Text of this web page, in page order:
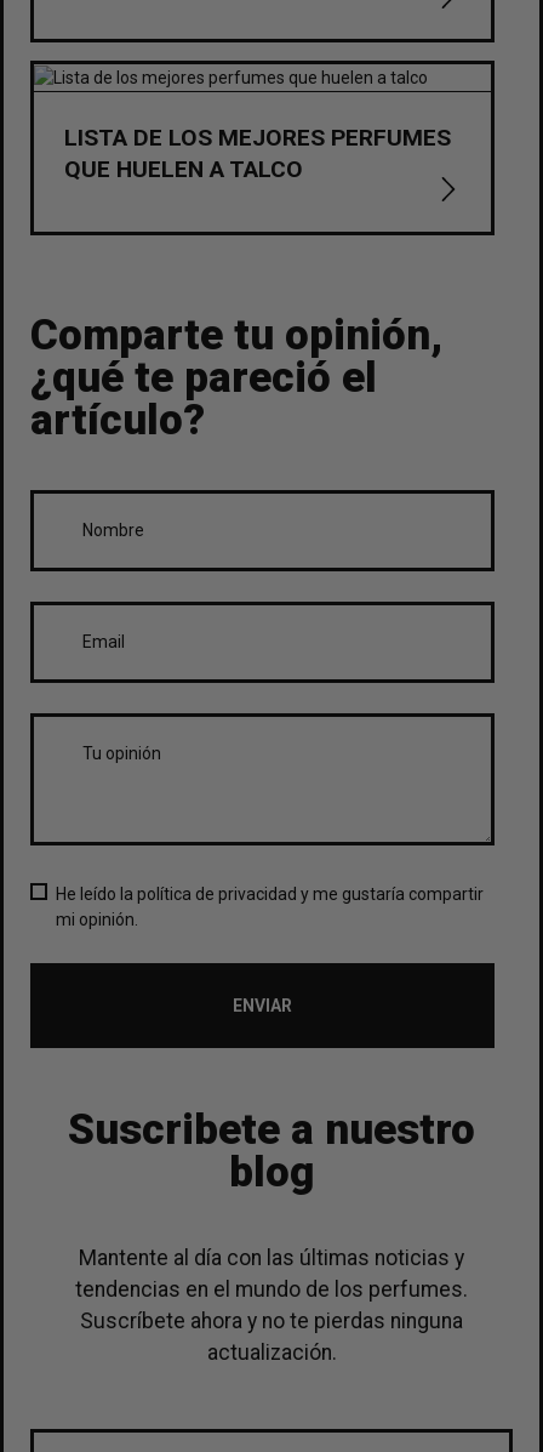
LISTA DE LOS MEJORES PERFUMES
QUE HUELEN A TALCO
Comparte tu opinión,
¿qué te pareció el
artículo?
He leído la política de privacidad y me gustaría compartir
mi opinión.
ENVIAR
Suscribete a nuestro
blog
Mantente al día con las últimas noticias y
tendencias en el mundo de los perfumes.
Suscríbete ahora y no te pierdas ninguna
actualización.